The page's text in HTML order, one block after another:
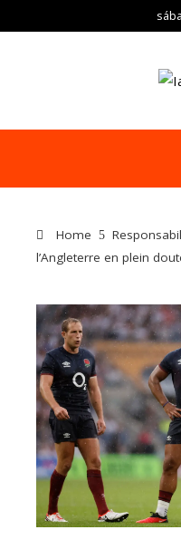
Home
l’Angleterre en plein